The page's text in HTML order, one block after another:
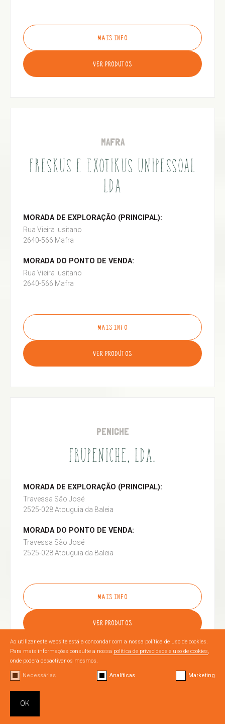
Ao utilizar este website está a concondar com a nossa política de uso de cookies.
Para mais informações consulte a nossa política de privacidade e uso de cookies,
onde poderá desactivar os mesmos.
Necessárias Analíticas Marketing
OK
MAIS INFO
VER PRODUTOS
MAFRA
FRESKUS E EXOTIKUS UNIPESSOAL
LDA
MORADA DE EXPLORAÇÃO (PRINCIPAL):
Rua Vieira lusitano
2640-566 Mafra
MORADA DO PONTO DE VENDA:
Rua Vieira lusitano
2640-566 Mafra
MAIS INFO
VER PRODUTOS
PENICHE
FRUPENICHE, LDA.
MORADA DE EXPLORAÇÃO (PRINCIPAL):
Travessa São José
2525-028 Atouguia da Baleia
MORADA DO PONTO DE VENDA:
Travessa São José
2525-028 Atouguia da Baleia
MAIS INFO
VER PRODUTOS